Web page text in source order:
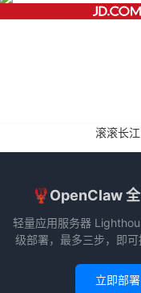
滚滚长
🦞OpenClaw 全
轻量应用服务器
级部署，最多三步，即
立即部署